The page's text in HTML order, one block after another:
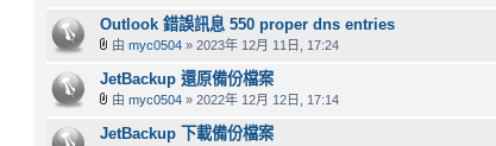
Outlook 錯誤訊息 550 proper dns entries
由 myc0504 » 2023年 12月 11日, 17:24
JetBackup 還原備份檔案
由 myc0504 » 2022年 12月 12日, 17:14
JetBackup 下載備份檔案